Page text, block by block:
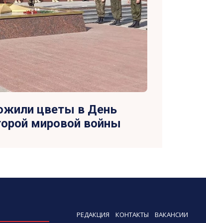
цветы в День
мировой войны
РЕДАКЦИЯ КОНТАКТЫ ВАКАНСИИ